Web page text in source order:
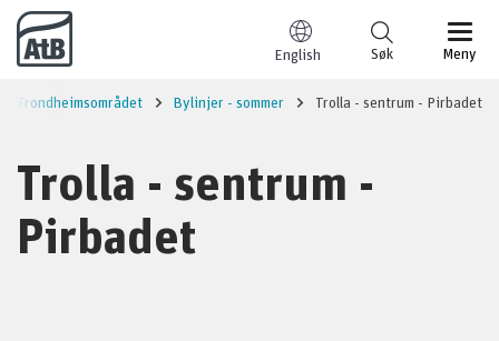
Til innhold
English Meny
Søk
Trondheimsområdet Bylinjer - sommer Trolla - sentrum - Pirbadet
Trolla - sentrum -
Pirbadet